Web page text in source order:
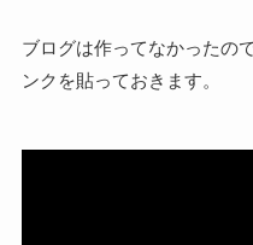
ブログは作ってなかったの
ンクを貼っておきます。